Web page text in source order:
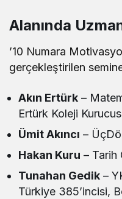
Alanında
’10 Numara
gerçekleştirilen
Akın Ertürk –
Ertürk Koleji
Ümit Akıncı –
Hakan Kuru – Tarih
Tunahan Gedik –
Türkiye 385’incisi,